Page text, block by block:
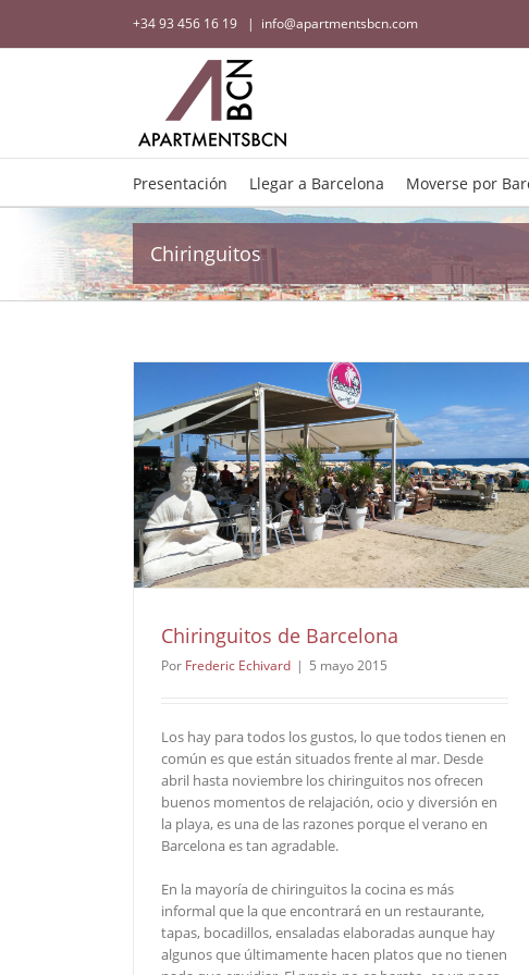
+34 93 456 16 19 | info@apartmentsbcn.com
Presentación Llegar a Barcelona Moverse por
Chiringuitos
Chiringuitos de Barcelona
Por Frederic Echivard | 5 mayo 2015
Los hay para todos los gustos, lo que todos tienen en
común es que están situados frente al mar. Desde
abril hasta noviembre los chiringuitos nos ofrecen
buenos momentos de relajación, ocio y diversión en
la playa, es una de las razones porque el verano en
Barcelona es tan agradable.
En la mayoría de chiringuitos la cocina es más
informal que la que encontrará en un restaurante,
tapas, bocadillos, ensaladas elaboradas aunque hay
algunos que últimamente hacen platos que no tienen